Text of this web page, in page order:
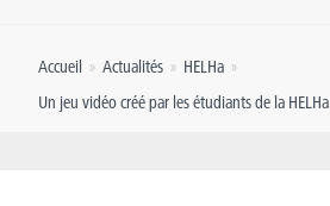
Accueil » Actualités » HELHa »
Un jeu vidéo créé par les étudiants de la HELHa